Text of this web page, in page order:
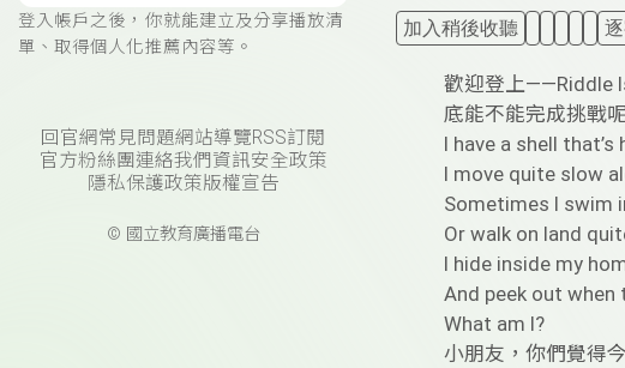
登入帳戶之後，你就能建立及分享播放清
單、取得個人化推薦內容等。
回官網常見問題網站導覽RSS訂閱
官方粉絲團連絡我們 資訊安全政策
隱私保護政策版權宣告
© 國立教育廣播電台
加入稍後收聽
歡迎登上——Riddle
底能不能完成挑戰
I have a shell that’s
I move quite slow
Sometimes I swim
Or walk on land
I hide inside my
And peek out when
What am I?
小朋友，你們覺得